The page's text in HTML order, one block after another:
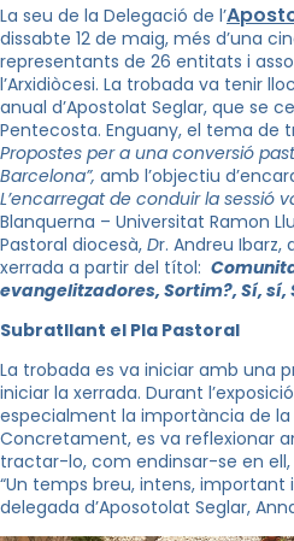
La seu de la Delegació de l’
dissabte 12 de maig, més d’una
representants de 26 entitats i
l’Arxidiòcesi. La trobada va tenir
anual d’Apostolat Seglar, que se
Pentecosta. Enguany, el tema de
Propostes per a una conversió
Barcelona”, amb l’objectiu
L’encarregat de conduir la sessió
Blanquerna – Universitat Ramon
Pastoral diocesà, Dr. Andreu Ibarz,
xerrada a partir del títol:
evangelitzadores, Sortim?, Sí, sí,
Subratllant el Pla Pastoral
La trobada es va iniciar amb una
iniciar la xerrada. Durant
especialment la importància de la
Concretament, es va reflexionar
tractar-lo, com endinsar-se en
“Un temps breu, intens, important
delegada d’Aposotolat Seglar,